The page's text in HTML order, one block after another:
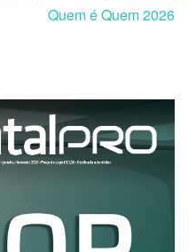
Quem é Quem 2026